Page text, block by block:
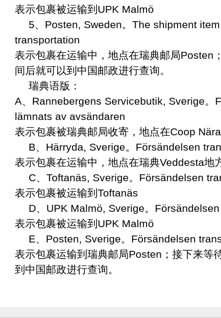
表示包裹被运输到UPK Malmö
5、Posten, Sweden。The shipment
transportation
表示包裹在运输中，地点在瑞典邮局Posten
间后就可以到中国邮政进行查询。
瑞典语版：
A、Rannebergens Servicebutik, Sverige。
lämnats av avsändaren
表示包裹被瑞典邮局收寄，地点在Coop
B、Härryda, Sverige。Försändelsen
表示包裹在运输中，地点在瑞典Veddesta地
C、Toftanäs, Sverige。Försändelsen
表示包裹被运输到Toftanäs
D、UPK Malmö, Sverige。
表示包裹被运输到UPK Malmö
E、Posten, Sverige。Försändelsen
表示包裹运输到瑞典邮局Posten；接下来等
到中国邮政进行查询。